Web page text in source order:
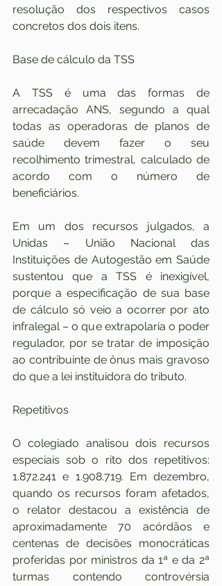
resolução dos respectivos casos
concretos dos dois itens.
Base de cálculo da TSS
A TSS é uma das formas de
arrecadação ANS, segundo a qual
todas as operadoras de planos de
saúde devem fazer o seu
recolhimento trimestral, calculado de
acordo com o número de
beneficiários.
Em um dos recursos julgados, a
Unidas – União Nacional das
Instituições de Autogestão em Saúde
sustentou que a TSS é inexigível,
porque a especificação de sua base
de cálculo só veio a ocorrer por ato
infralegal – o que extrapolaria o poder
regulador, por se tratar de imposição
ao contribuinte de ônus mais gravoso
do que a lei instituidora do tributo.
Repetitivos
O colegiado analisou dois recursos
especiais sob o rito dos repetitivos:
1.872.241 e 1.908.719. Em dezembro,
quando os recursos foram afetados,
o relator destacou a existência de
aproximadamente 70 acórdãos e
centenas de decisões monocráticas
proferidas por ministros da 1ª e da 2ª
turmas contendo controvérsia